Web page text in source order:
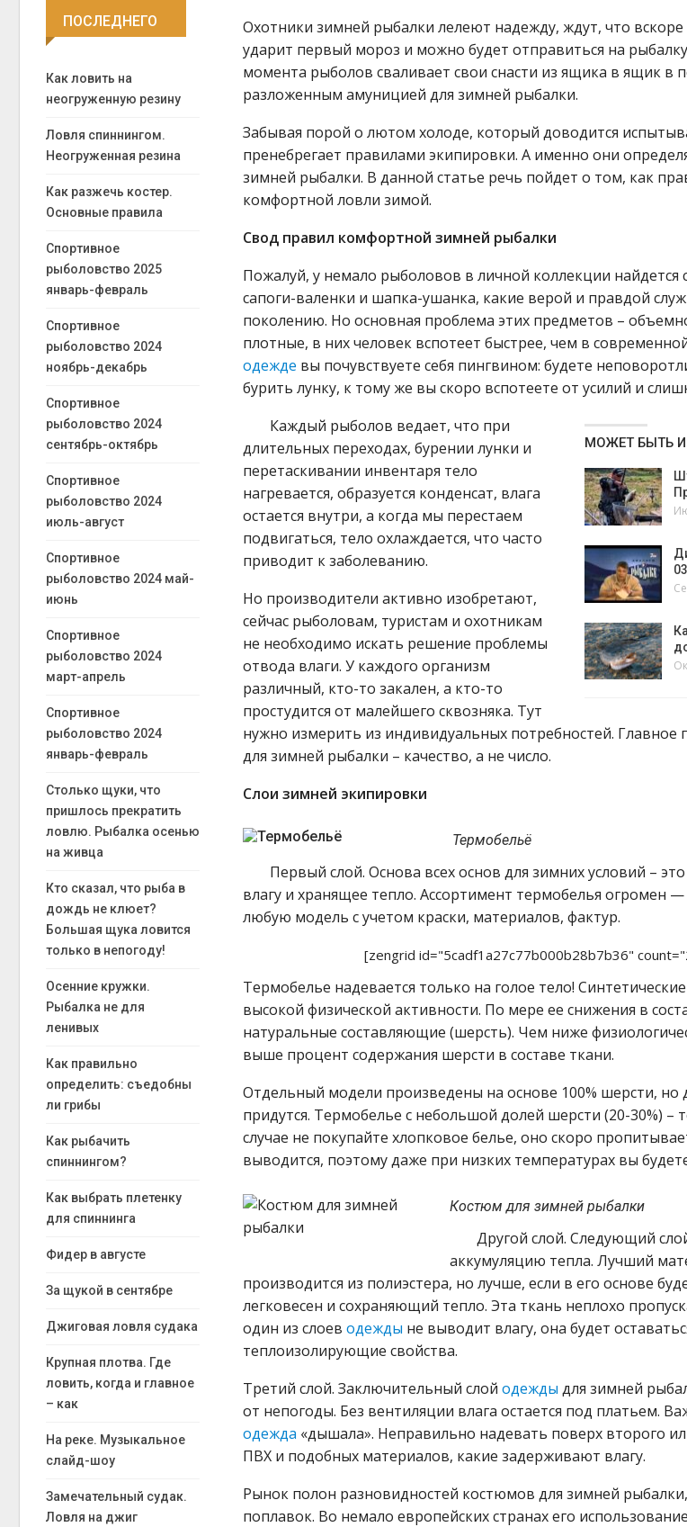
Охотники зимней рыбалки лелеют надежду, ждут, что вскоре
ударит первый мороз и можно будет отправиться на
момента рыболов сваливает свои снасти из ящика в ящик в
разложенным амуницией для зимней рыбалки.
Забывая порой о лютом холоде, который доводится
пренебрегает правилами экипировки. А именно они
зимней рыбалки. В данной статье речь пойдет о том, как
комфортной ловли зимой.
Свод правил комфортной зимней рыбалки
Пожалуй, у немало рыболовов в личной коллекции найдется
сапоги-валенки и шапка-ушанка, какие верой и правдой
поколению. Но основная проблема этих предметов –
плотные, в них человек вспотеет быстрее, чем в
одежде вы почувствуете себя пингвином: будете
бурить лунку, к тому же вы скоро вспотеете от усилий и
МОЖЕТ БЫТЬ
Каждый рыболов ведает, что при
длительных переходах, бурении лунки и
перетаскивании инвентаря тело
нагревается, образуется конденсат, влага
остается внутри, а когда мы перестаем
подвигаться, тело охлаждается, что часто
приводит к заболеванию.
Но производители активно изобретают,
сейчас рыболовам, туристам и охотникам
не необходимо искать решение проблемы
отвода влаги. У каждого организм
различный, кто-то закален, а кто-то
простудится от малейшего сквозняка. Тут
нужно измерить из индивидуальных потребностей.
для зимней рыбалки – качество, а не число.
Слои зимней экипировки
Термобельё
Первый слой. Основа всех основ для зимних условий –
влагу и хранящее тепло. Ассортимент термобелья огромен
любую модель с учетом краски, материалов, фактур.
[zengrid id="5cadf1a27c77b000b28b7b36"
Термобелье надевается только на голое тело!
высокой физической активности. По мере ее снижения в
натуральные составляющие (шерсть). Чем ниже
выше процент содержания шерсти в составе ткани.
Отдельный модели произведены на основе 100% шерсти, но
придутся. Термобелье с небольшой долей шерсти (20-30%) –
случае не покупайте хлопковое белье, оно скоро
выводится, поэтому даже при низких температурах вы
Костюм для зимней рыбалки
Другой слой. Следующий
аккумуляцию тепла. Лучший
производится из полиэстера, но лучше, если в его основе
легковесен и сохраняющий тепло. Эта ткань неплохо
один из слоеводежды не выводит влагу, она будет
теплоизолирующие свойства.
Третий слой. Заключительный слойодежды для зимней
от непогоды. Без вентиляции влага остается под платьем.
одежда «дышала». Неправильно надевать поверх второго
ПВХ и подобных материалов, какие задерживают влагу.
Рынок полон разновидностей костюмов для зимней
поплавок. Во немало европейских странах его
ПОСЛЕДНЕГО
Как ловить на
неогруженную резину
Ловля спиннингом.
Неогруженная резина
Как разжечь костер.
Основные правила
Спортивное
рыболовство 2025
январь-февраль
Спортивное
рыболовство 2024
ноябрь-декабрь
Спортивное
рыболовство 2024
сентябрь-октябрь
Спортивное
рыболовство 2024
июль-август
Спортивное
рыболовство 2024 май-
июнь
Спортивное
рыболовство 2024
март-апрель
Спортивное
рыболовство 2024
январь-февраль
Столько щуки, что
пришлось прекратить
ловлю. Рыбалка осенью
на живца
Кто сказал, что рыба в
дождь не клюет?
Большая щука ловится
только в непогоду!
Осенние кружки.
Рыбалка не для
ленивых
Как правильно
определить: съедобны
ли грибы
Как рыбачить
спиннингом?
Как выбрать плетенку
для спиннинга
Фидер в августе
За щукой в сентябре
Джиговая ловля судака
Крупная плотва. Где
ловить, когда и главное
– как
На реке. Музыкальное
слайд-шоу
Замечательный судак.
Ловля на джиг